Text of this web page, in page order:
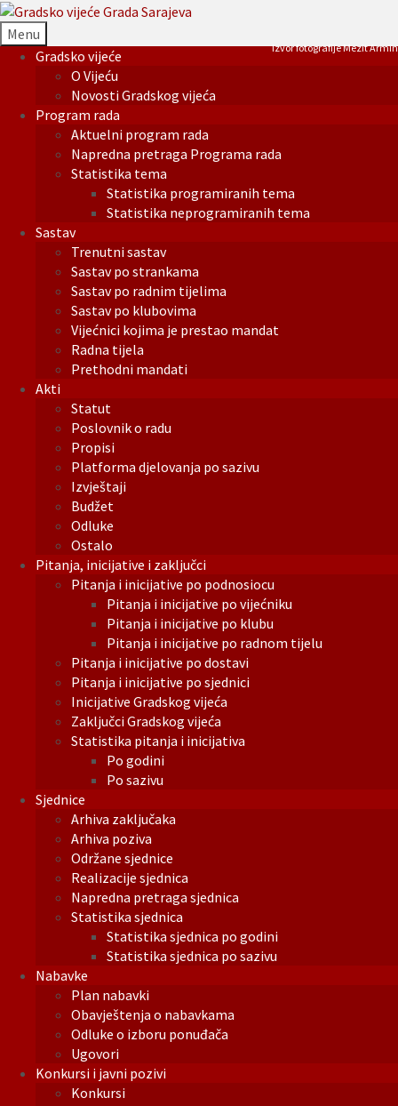
Menu
Gradsko vijeće
O Vijeću
Novosti Gradskog vijeća
Program rada
Aktuelni program rada
Napredna pretraga Programa rada
Statistika tema
Statistika programiranih tema
Statistika neprogramiranih tema
Sastav
Trenutni sastav
Sastav po strankama
Sastav po radnim tijelima
Sastav po klubovima
Vijećnici kojima je prestao mandat
Radna tijela
Prethodni mandati
Akti
Statut
Poslovnik o radu
Propisi
Platforma djelovanja po sazivu
Izvještaji
Budžet
Odluke
Ostalo
Pitanja, inicijative i zaključci
Pitanja i inicijative po podnosiocu
Pitanja i inicijative po vijećniku
Pitanja i inicijative po klubu
Pitanja i inicijative po radnom tijelu
Pitanja i inicijative po dostavi
Pitanja i inicijative po sjednici
Inicijative Gradskog vijeća
Zaključci Gradskog vijeća
Statistika pitanja i inicijativa
Po godini
Po sazivu
Sjednice
Arhiva zaključaka
Arhiva poziva
Održane sjednice
Realizacije sjednica
Napredna pretraga sjednica
Statistika sjednica
Statistika sjednica po godini
Statistika sjednica po sazivu
Nabavke
Plan nabavki
Obavještenja o nabavkama
Odluke o izboru ponuđača
Ugovori
Konkursi i javni pozivi
Konkursi
Izvor fotografije Mezit Armin